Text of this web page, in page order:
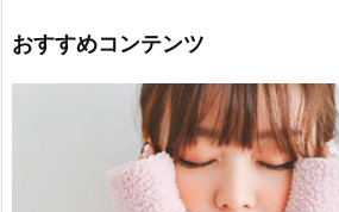
おすすめコンテンツ